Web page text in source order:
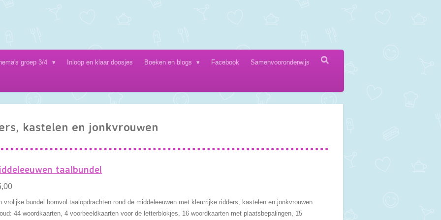
groep 3/4 Inloop en klaar doosjes Boeken en blogs Facebook Samenvooronderwijs
kastelen en jonkvrouwen
taalbundel
vrolijke bundel bomvol taalopdrachten rond de middeleeuwen met kleurrijke ridders, kastelen en jonkvrouwen.
44 woordkaarten, 4 voorbeeldkaarten voor de letterblokjes, 16 woordkaarten met plaatsbepalingen, 15